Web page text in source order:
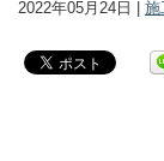
2022年05月24日 | 施